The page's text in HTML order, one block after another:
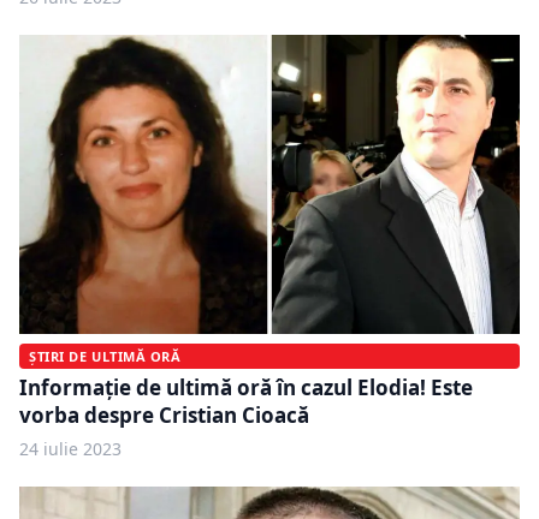
ȘTIRI DE ULTIMĂ ORĂ
Informație de ultimă oră în cazul Elodia! Este
vorba despre Cristian Cioacă
24 iulie 2023